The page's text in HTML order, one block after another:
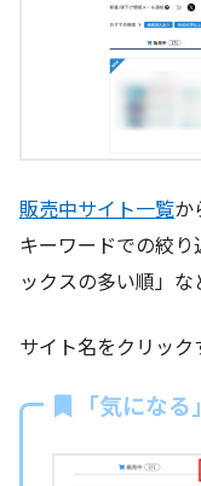
販売中サイト一覧か
キーワードでの絞
ックスの多い順」な
サイト名をクリック
「気にな